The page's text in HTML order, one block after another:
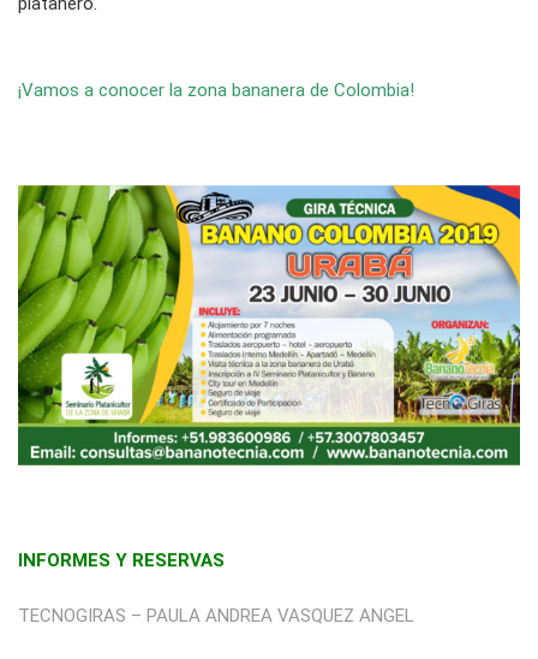
¡Vamos a conocer la zona bananera de Colombia!
INFORMES Y RESERVAS
TECNOGIRAS – PAULA ANDREA VASQUEZ ANGEL